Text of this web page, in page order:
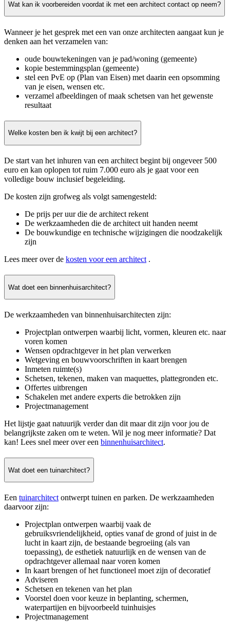
Wat kan ik voorbereiden voordat ik met een architect contact op neem?
Wanneer je het gesprek met een van onze architecten aangaat kun je
denken aan het verzamelen van:
oude bouwtekeningen van je pad/woning (gemeente)
kopie bestemmingsplan (gemeente)
stel een PvE op (Plan van Eisen) met daarin een opsomming
van je eisen, wensen etc.
verzamel afbeeldingen of maak schetsen van het gewenste
resultaat
Welke kosten ben ik kwijt bij een architect?
De start van het inhuren van een architect begint bij ongeveer 500
euro en kan oplopen tot ruim 7.000 euro als je gaat voor een
volledige bouw inclusief begeleiding.
De kosten zijn grofweg als volgt samengesteld:
De prijs per uur die de architect rekent
De werkzaamheden die de architect uit handen neemt
De bouwkundige en technische wijzigingen die noodzakelijk
zijn
Lees meer over de kosten voor een architect .
Wat doet een binnenhuisarchitect?
De werkzaamheden van binnenhuisarchitecten zijn:
Projectplan ontwerpen waarbij licht, vormen, kleuren etc. naar
voren komen
Wensen opdrachtgever in het plan verwerken
Wetgeving en bouwvoorschriften in kaart brengen
Inmeten ruimte(s)
Schetsen, tekenen, maken van maquettes, plattegronden etc.
Offertes uitbrengen
Schakelen met andere experts die betrokken zijn
Projectmanagement
Het lijstje gaat natuurijk verder dan dit maar dit zijn voor jou de
belangrijkste zaken om te weten. Wil je nog meer informatie? Dat
kan! Lees snel meer over een binnenhuisarchitect.
Wat doet een tuinarchitect?
Een tuinarchitect ontwerpt tuinen en parken. De werkzaamheden
daarvoor zijn:
Projectplan ontwerpen waarbij vaak de
gebruiksvriendelijkheid, opties vanaf de grond of juist in de
lucht in kaart zijn, de bestaande begroeiing (als van
toepassing), de esthetiek natuurlijk en de wensen van de
opdrachtgever allemaal naar voren komen
In kaart brengen of het functioneel moet zijn of decoratief
Adviseren
Schetsen en tekenen van het plan
Voorstel doen voor keuze in beplanting, schermen,
waterpartijen en bijvoorbeeld tuinhuisjes
Projectmanagement